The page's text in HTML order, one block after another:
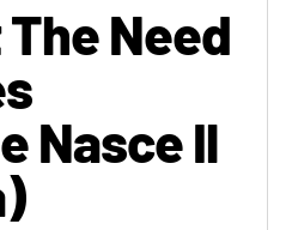
Need
Nasce Il